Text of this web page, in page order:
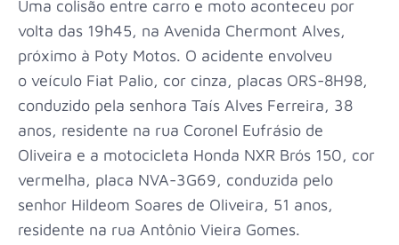
Uma colisão entre carro e moto aconteceu por
volta das 19h45, na Avenida Chermont Alves,
próximo à Poty Motos. O acidente envolveu
o veículo Fiat Palio, cor cinza, placas ORS-8H98,
conduzido pela senhora Taís Alves Ferreira, 38
anos, residente na rua Coronel Eufrásio de
Oliveira e a motocicleta Honda NXR Brós 150, cor
vermelha, placa NVA-3G69, conduzida pelo
senhor Hildeom Soares de Oliveira, 51 anos,
residente na rua Antônio Vieira Gomes.